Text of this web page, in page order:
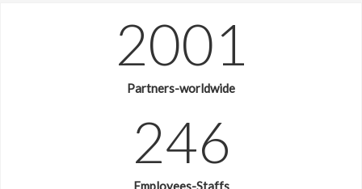
2001
Partners-worldwide
246
Employees-Staffs